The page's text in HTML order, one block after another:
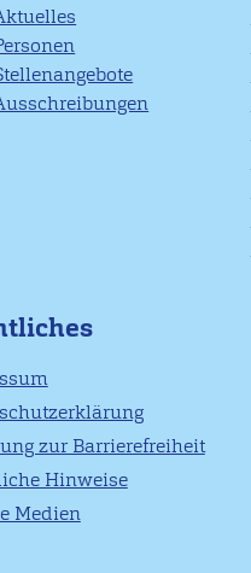
zur Barrierefreiheit
Hinweise
Medien